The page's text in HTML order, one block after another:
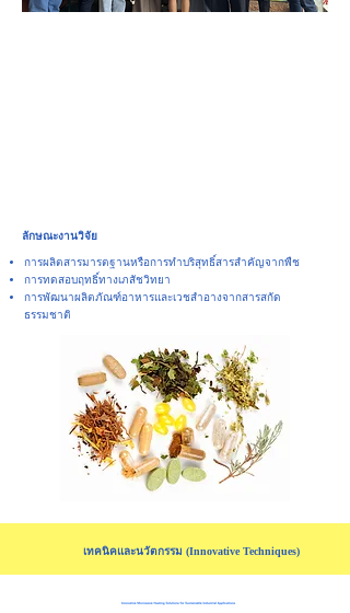
ลักษณะงานวิจัย
การผลิตสารมารตฐานหรือการทำบริสุทธิ์สารสำคัญจากพืช
การทดสอบฤทธิ์ทางเภสัชวิทยา
การพัฒนาผลิตภัณฑ์อาหารและเวชสำอางจากสารสกัด
ธรรมชาติ
เทคนิคและนวัตกรรม (Innovative Techniques)